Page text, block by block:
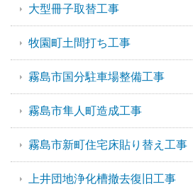
大型冊子取替工事
牧園町土間打ち工事
霧島市国分駐車場整備工事
霧島市隼人町造成工事
霧島市新町住宅床貼り替え工事
上井団地浄化槽撤去復旧工事